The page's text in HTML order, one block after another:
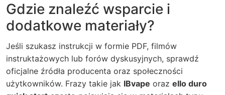
Gdzie znaleźć wsparcie i
dodatkowe materiały?
Jeśli szukasz instrukcji w formie PDF, filmów
instruktażowych lub forów dyskusyjnych, sprawdź
oficjalne źródła producenta oraz społeczności
użytkowników. Frazy takie jak IBvape oraz ello duro